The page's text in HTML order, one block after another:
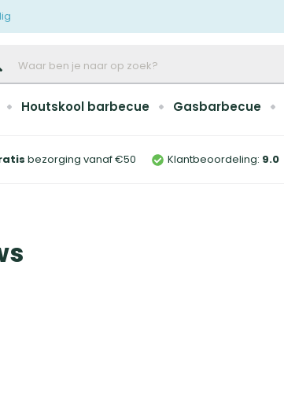
Houtskool barbecue Gasbarbecue
bezorging vanaf €50 Klantbeoordeling: 9.0